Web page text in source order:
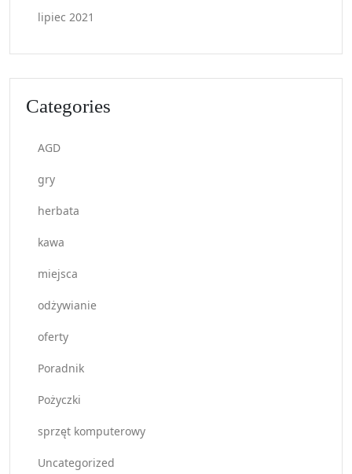
lipiec 2021
Categories
AGD
gry
herbata
kawa
miejsca
odżywianie
oferty
Poradnik
Pożyczki
sprzęt komputerowy
Uncategorized